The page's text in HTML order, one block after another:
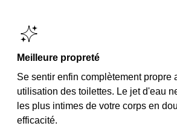
Meilleure propreté
Se sentir enfin complètement propre
utilisation des toilettes. Le jet d'eau
les plus intimes de votre corps en
efficacité.